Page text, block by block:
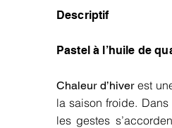
Descriptif
Pastel à l’huile de
Chaleur d’hiver est
la saison froide.
les gestes